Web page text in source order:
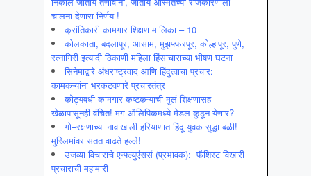
चालना देणारा निर्णय !
क्रांतिकारी कामगार शिक्षण मालिका – 10
कोलकाता, बदलापूर, आसाम, मुझफ्फरपूर, कोल्हापूर, पुणे,
रत्नागिरी इत्यादी ठिकाणी महिला हिंसाचाराच्या भीषण घटना
सिनेमाद्वारे अंधराष्ट्रवाद आणि हिंदुत्वाचा प्रचार:
कामकऱ्यांना भरकटवणारे प्रचारतंत्र
कोट्यवधी कामगार-कष्टकऱ्याची मुलं शिक्षणासह
खेळापासूनही वंचित! मग ऑलिपिकमध्ये मेडल कुठून येणार?
गो–रक्षणाच्या नावाखाली हरियाणात हिंदू युवक सुद्धा बळी!
मुस्लिमांवर सतत वाढते हल्ले!
उजव्या विचाराचे एन्फ्ल्युएंसर्स (प्रभावक): फॅशिस्ट विखारी
प्रचाराची महामारी